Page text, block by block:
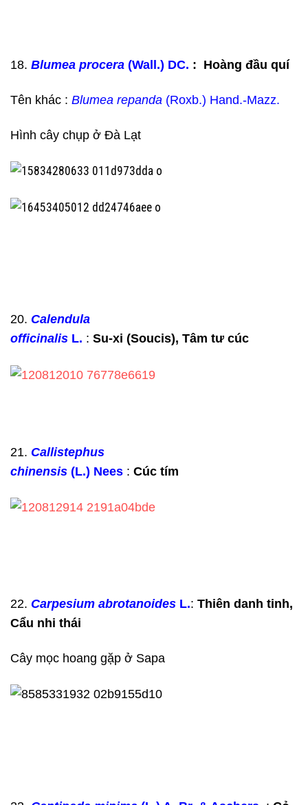
18. Blumea procera (Wall.) DC. : Hoàng đầu quí
Tên khác : Blumea repanda (Roxb.) Hand.-Mazz.
Hình cây chụp ở Đà Lạt
20. Calendula
officinalis L. : Su-xi (Soucis), Tâm tư cúc
21. Callistephus
chinensis (L.) Nees : Cúc tím
22. Carpesium abrotanoides L.: Thiên danh tinh,
Cẩu nhi thái
Cây mọc hoang gặp ở Sapa